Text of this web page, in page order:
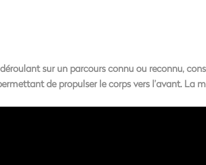
sur un parcours connu ou reconnu,
de propulser le corps vers l’avant. La